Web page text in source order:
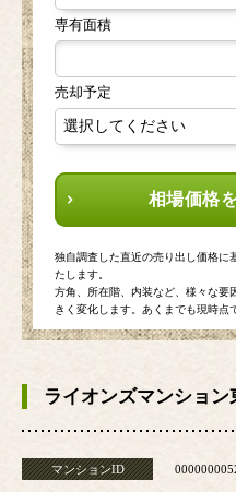
専有面積
売却予定
相場価格
独自調査した直近の売り出し価格に
たします。
方角、所在階、内装など、様々な要
きく変化します。あくまでも現時点
ライオンズマンション
マンションID